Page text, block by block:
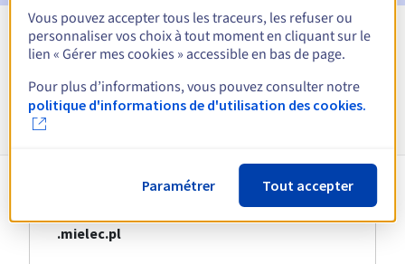
Voir toutes les extensions
Informations sur le .mielec.pl
Création de votre nom de domaine en
.mielec.pl
Vous pouvez accepter tous les traceurs, les refuser ou
personnaliser vos choix à tout moment en cliquant sur le
lien « Gérer mes cookies » accessible en bas de page.
Pour plus d’informations, vous pouvez consulter notre
politique d'informations de d'utilisation des cookies.
Paramétrer Tout accepter